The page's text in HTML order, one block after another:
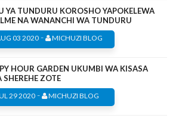
YA TUNDURU KOROSHO YAPOKELEWA
NA WANANCHI WA TUNDURU
03 2020- MICHUZI BLOG
HOUR GARDEN UKUMBI WA KISASA
SHEREHE ZOTE
29 2020 - MICHUZI BLOG